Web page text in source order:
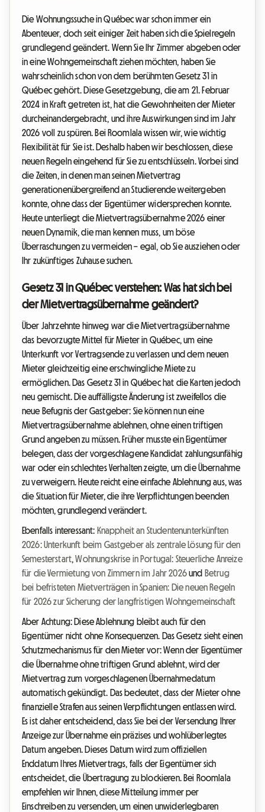
Die Wohnungssuche in Québec war schon immer ein
Abenteuer, doch seit einiger Zeit haben sich die Spielregeln
grundlegend geändert. Wenn Sie Ihr Zimmer abgeben oder
in eine Wohngemeinschaft ziehen möchten, haben Sie
wahrscheinlich schon von dem berühmten Gesetz 31 in
Québec gehört. Diese Gesetzgebung, die am 21. Februar
2024 in Kraft getreten ist, hat die Gewohnheiten der Mieter
durcheinandergebracht, und ihre Auswirkungen sind im Jahr
2026 voll zu spüren. Bei Roomlala wissen wir, wie wichtig
Flexibilität für Sie ist. Deshalb haben wir beschlossen, diese
neuen Regeln eingehend für Sie zu entschlüsseln. Vorbei sind
die Zeiten, in denen man seinen Mietvertrag
generationenübergreifend an Studierende weitergeben
konnte, ohne dass der Eigentümer widersprechen konnte.
Heute unterliegt die Mietvertragsübernahme 2026 einer
neuen Dynamik, die man kennen muss, um böse
Überraschungen zu vermeiden – egal, ob Sie ausziehen oder
Ihr zukünftiges Zuhause suchen.
Gesetz 31 in Québec verstehen: Was hat sich bei
der Mietvertragsübernahme geändert?
Über Jahrzehnte hinweg war die Mietvertragsübernahme
das bevorzugte Mittel für Mieter in Québec, um eine
Unterkunft vor Vertragsende zu verlassen und dem neuen
Mieter gleichzeitig eine erschwingliche Miete zu
ermöglichen. Das Gesetz 31 in Québec hat die Karten jedoch
neu gemischt. Die auffälligste Änderung ist zweifellos die
neue Befugnis der Gastgeber: Sie können nun eine
Mietvertragsübernahme ablehnen, ohne einen triftigen
Grund angeben zu müssen. Früher musste ein Eigentümer
belegen, dass der vorgeschlagene Kandidat zahlungsunfähig
war oder ein schlechtes Verhalten zeigte, um die Übernahme
zu verweigern. Heute reicht eine einfache Ablehnung aus, was
die Situation für Mieter, die ihre Verpflichtungen beenden
möchten, grundlegend verändert.
Ebenfalls interessant: Knappheit an Studentenunterkünften
2026: Unterkunft beim Gastgeber als zentrale Lösung für den
Semesterstart,Wohnungskrise in Portugal: Steuerliche Anreize
für die Vermietung von Zimmern im Jahr 2026und Betrug
bei befristeten Mietverträgen in Spanien: Die neuen Regeln
für 2026 zur Sicherung der langfristigen Wohngemeinschaft
Aber Achtung: Diese Ablehnung bleibt auch für den
Eigentümer nicht ohne Konsequenzen. Das Gesetz sieht einen
Schutzmechanismus für den Mieter vor: Wenn der Eigentümer
die Übernahme ohne triftigen Grund ablehnt, wird der
Mietvertrag zum vorgeschlagenen Übernahmedatum
automatisch gekündigt. Das bedeutet, dass der Mieter ohne
finanzielle Strafen aus seinen Verpflichtungen entlassen wird.
Es ist daher entscheidend, dass Sie bei der Versendung Ihrer
Anzeige zur Übernahme ein präzises und wohlüberlegtes
Datum angeben. Dieses Datum wird zum offiziellen
Enddatum Ihres Mietvertrags, falls der Eigentümer sich
entscheidet, die Übertragung zu blockieren. Bei Roomlala
empfehlen wir Ihnen, diese Mitteilung immer per
Einschreiben zu versenden, um einen unwiderlegbaren